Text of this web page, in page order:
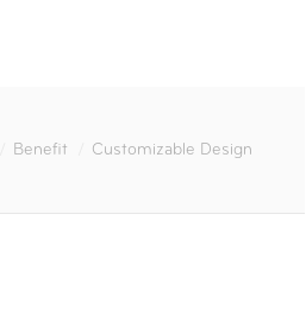
Benefit Customizable Design